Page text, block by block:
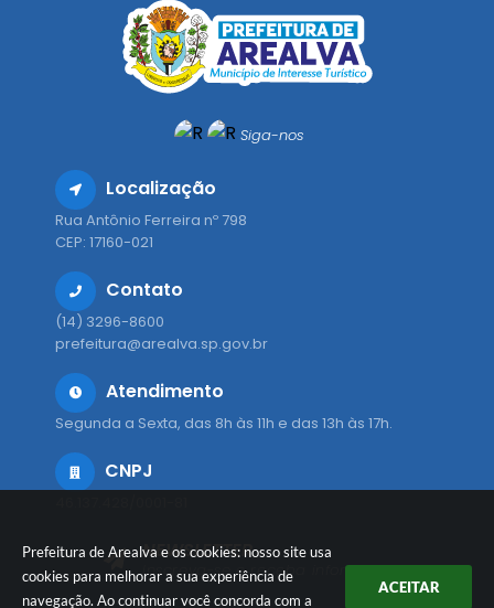
Prefeitura de Arealva e os cookies: nosso site usa
cookies para melhorar a sua experiência de
navegação. Ao continuar você concorda com a
ACEITAR
Siga-nos
Localização
Rua Antônio Ferreira nº 798
CEP: 17160-021
Contato
(14) 3296-8600
prefeitura@arealva.sp.gov.br
Atendimento
Segunda a Sexta, das 8h às 11h e das 13h às 17h.
CNPJ
NEWSLETTER
Inscreva-se e receba informativos